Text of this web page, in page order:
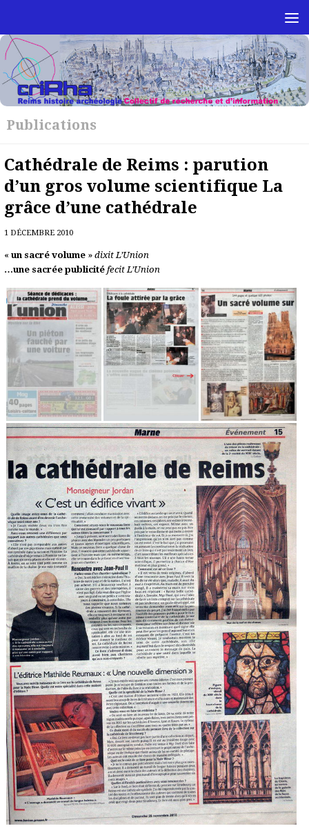
Publications
Cathédrale de Reims : parution
d’un gros volume scientifique La
grâce d’une cathédrale
1 DÉCEMBRE 2010
«un sacré volume »dixit L’Union
…une sacrée publicité fecit L’Union